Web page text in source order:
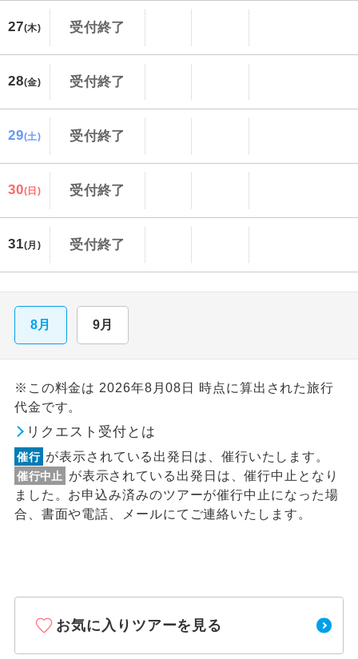
27(木) 受付終了
28(金) 受付終了
29(土) 受付終了
30(日) 受付終了
31(月) 受付終了
8月 9月
※この料金は 2026年8月08日 時点に算出された旅行
代金です。
リクエスト受付とは
催行 が表示されている出発日は、催行いたします。
催行中止
が表示されている出発日は、催行中止となり
ました。お申込み済みのツアーが催行中止になった場
合、書面や電話、メールにてご連絡いたします。
お気に入りツアーを見る